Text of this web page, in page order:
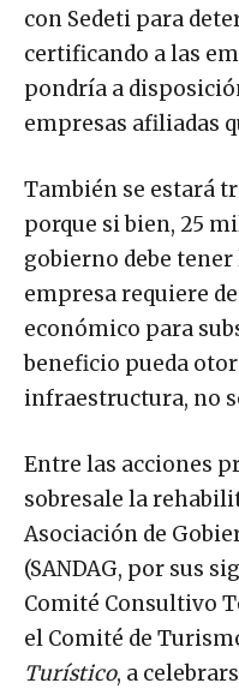
con Sedeti para
certificando a las
pondría a
empresas afiliadas
También se estará
porque si bien, 25
gobierno debe
empresa requiere
económico para
beneficio pueda
infraestructura, no
Entre las acciones
sobresale la
Asociación de
(SANDAG, por sus
Comité Consultivo
el Comité de
Turístico, a